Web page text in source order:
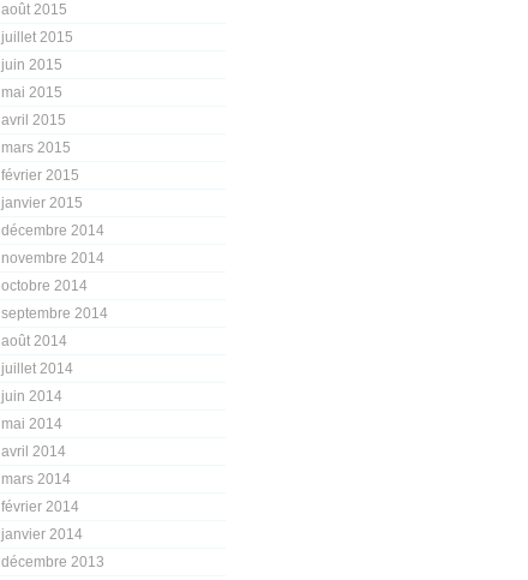
août 2015
juillet 2015
juin 2015
mai 2015
avril 2015
mars 2015
février 2015
janvier 2015
décembre 2014
novembre 2014
octobre 2014
septembre 2014
août 2014
juillet 2014
juin 2014
mai 2014
avril 2014
mars 2014
février 2014
janvier 2014
décembre 2013